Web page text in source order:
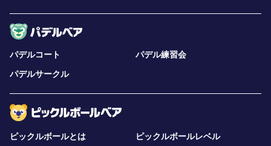
パデルコート
パデル練習会
パデルサークル
ピックルボールとは
ピックルボールレベル